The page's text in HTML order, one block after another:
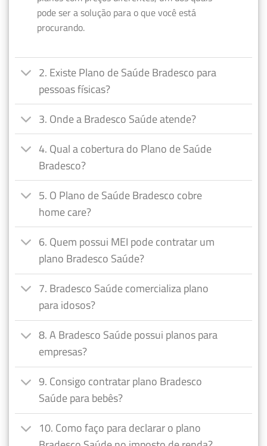
pode ser a solução para o que você está
procurando.
2. Existe Plano de Saúde Bradesco para
pessoas físicas?
3. Onde a Bradesco Saúde atende?
4. Qual a cobertura do Plano de Saúde
Bradesco?
5. O Plano de Saúde Bradesco cobre
home care?
6. Quem possui MEI pode contratar um
plano Bradesco Saúde?
7. Bradesco Saúde comercializa plano
para idosos?
8. A Bradesco Saúde possui planos para
empresas?
9. Consigo contratar plano Bradesco
Saúde para bebês?
10. Como faço para declarar o plano